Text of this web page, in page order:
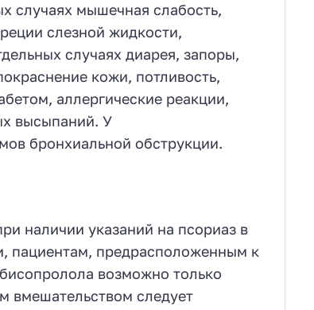
случаях мышечная слабость,
слезной жидкости,
случаях диарея, запоры,
кожи, потливость,
аллергические реакции,
высыпаний. У
бронхиальной обструкции.
наличии указаний на псориаз в
пациентам, предрасположенным к
возможно только
вмешательством следует